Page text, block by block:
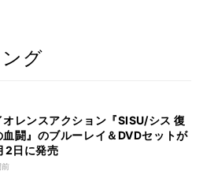
グ
オレンスアクション『SISU/シス 復
血闘』のブルーレイ＆DVDセットが
2日に発売